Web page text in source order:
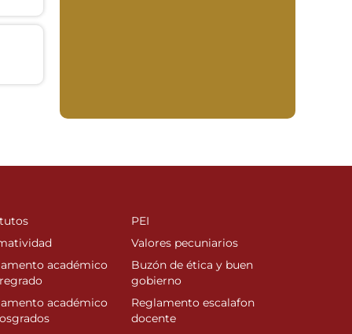
académico
académico
PEI
Valores pecuniarios
Buzón de ética y buen
gobierno
Reglamento escalafon
docente